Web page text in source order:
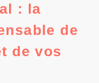
: la
de
de vos